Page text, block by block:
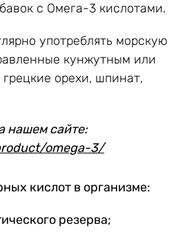
с Омега-3 кислотами.
употреблять морскую
кунжутным или
орехи, шпинат,
нашем сайте:
omega-3/
кислот в организме:
резерва;